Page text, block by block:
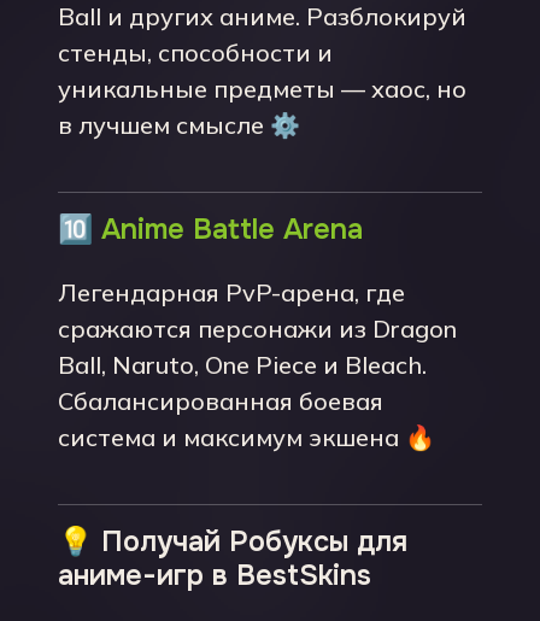
Ball и других аниме. Разблокируй
стенды, способности и
уникальные предметы — хаос, но
в лучшем смысле ⚙️
🔟 Anime Battle Arena
Легендарная PvP-арена, где
сражаются персонажи из Dragon
Ball, Naruto, One Piece и Bleach.
Сбалансированная боевая
система и максимум экшена 🔥
💡 Получай Робуксы для
аниме-игр в BestSkins